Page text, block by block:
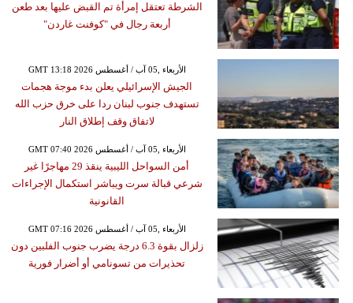
الشرطة تعتقل إمرأة تم القبض عليها بعد طعن
أربعة رجال في "كوفنت غاردن"
GMT 13:18 2026 الأربعاء ,05 آب / أغسطس
الجيش الإسرائيلي يعلن بدء موجة هجمات
تستهدف جنوب لبنان ردا على خرق حزب الله
لاتفاق وقف إطلاق النار
GMT 07:40 2026 الأربعاء ,05 آب / أغسطس
أمن السواحل الليبية ينقذ 29 مهاجرًا غير
شرعي قبالة سرت ويباشر استكمال الإجراءات
القانونية
GMT 07:16 2026 الأربعاء ,05 آب / أغسطس
زلزال بقوة 6.3 درجة يضرب جنوب الفلبين دون
تحذيرات من تسونامي أو أضرار فورية